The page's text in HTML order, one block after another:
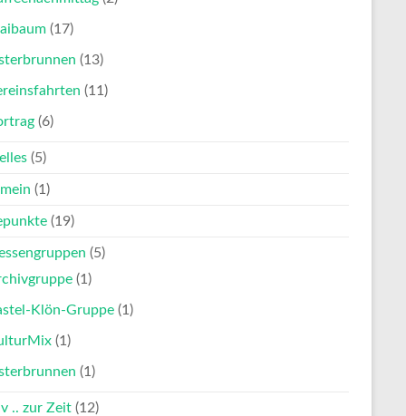
(17)
(13)
(11)
(6)
(5)
(1)
(19)
(5)
(1)
Klön-Gruppe (1)
(1)
(1)
.. zur Zeit (12)